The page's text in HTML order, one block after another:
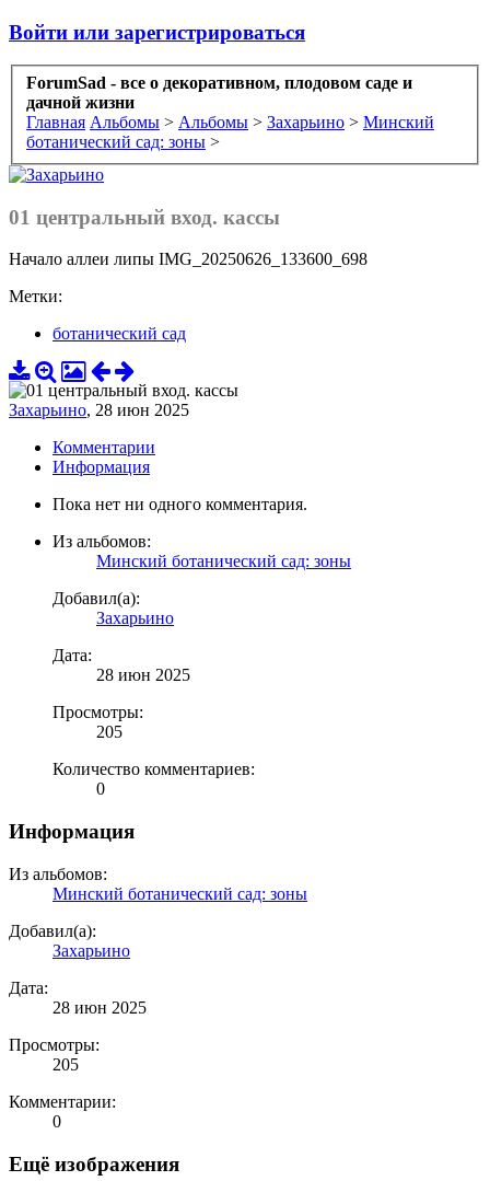
Войти или зарегистрироваться
ForumSad - все о декоративном, плодовом саде и
дачной жизни
Главная Альбомы > Альбомы > Захарьино > Минский
ботанический сад: зоны >
01 центральный вход. кассы
Начало аллеи липы IMG_20250626_133600_698
Метки:
ботанический сад
Захарьино, 28 июн 2025
Комментарии
Информация
Пока нет ни одного комментария.
Из альбомов:
Минский ботанический сад: зоны
Добавил(а):
Захарьино
Дата:
28 июн 2025
Просмотры:
205
Количество комментариев:
0
Информация
Из альбомов:
Минский ботанический сад: зоны
Добавил(а):
Захарьино
Дата:
28 июн 2025
Просмотры:
205
Комментарии:
0
Ещё изображения